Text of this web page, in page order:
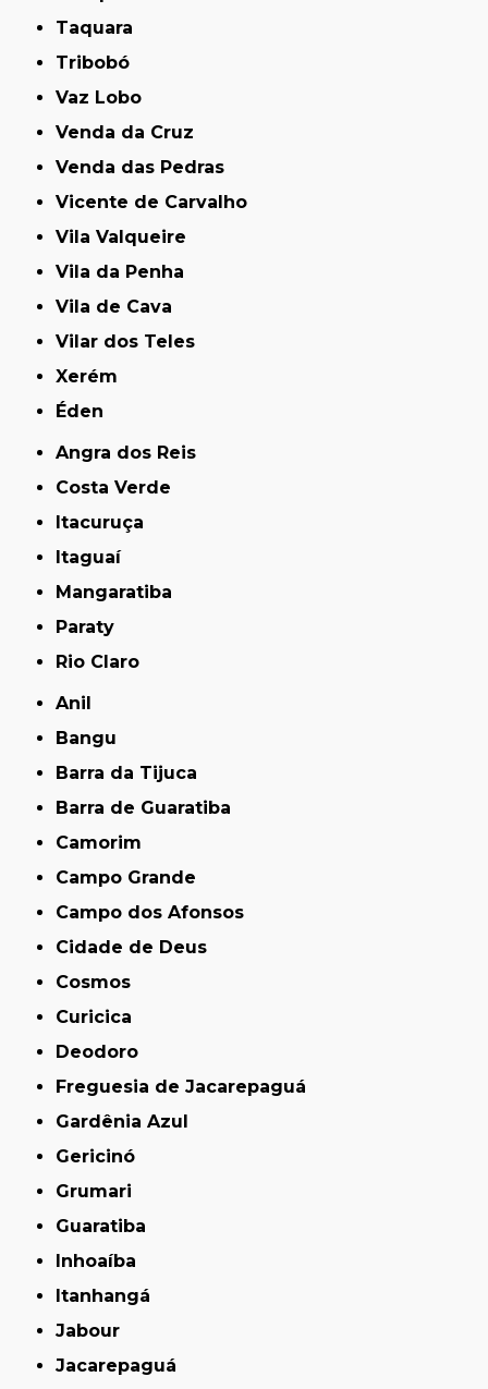
Taquara
Tribobó
Vaz Lobo
Venda da Cruz
Venda das Pedras
Vicente de Carvalho
Vila Valqueire
Vila da Penha
Vila de Cava
Vilar dos Teles
Xerém
Éden
Angra dos Reis
Costa Verde
Itacuruça
Itaguaí
Mangaratiba
Paraty
Rio Claro
Anil
Bangu
Barra da Tijuca
Barra de Guaratiba
Camorim
Campo Grande
Campo dos Afonsos
Cidade de Deus
Cosmos
Curicica
Deodoro
Freguesia de Jacarepaguá
Gardênia Azul
Gericinó
Grumari
Guaratiba
Inhoaíba
Itanhangá
Jabour
Jacarepaguá